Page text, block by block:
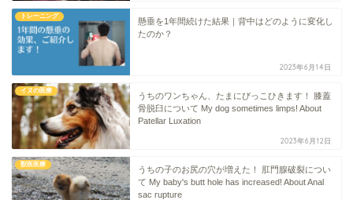
トレーニング
懸垂を1年間続けた結果｜背中はどのように変化し
たのか？
2023年6月14日
イヌの医療
うちのワンちゃん、たまにびっこひきます！ 膝蓋
骨脱臼について My dog sometimes limps! About
Patellar Luxation
2023年6月12日
獣医医療
うちの子のお尻の穴が増えた！ 肛門腺破裂につい
て My baby's butt hole has increased! About Anal
sac rupture